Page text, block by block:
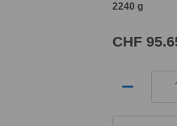
2240 g
CHF